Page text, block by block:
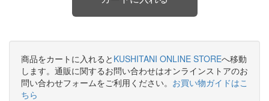
商品をカートに入れると KUSHITANI ONLINE STOREへ移動
します。通販に関するお問い合わせはオンラインストアのお
問い合わせフォームをご利用ください。 お買い物ガイドはこ
ちら